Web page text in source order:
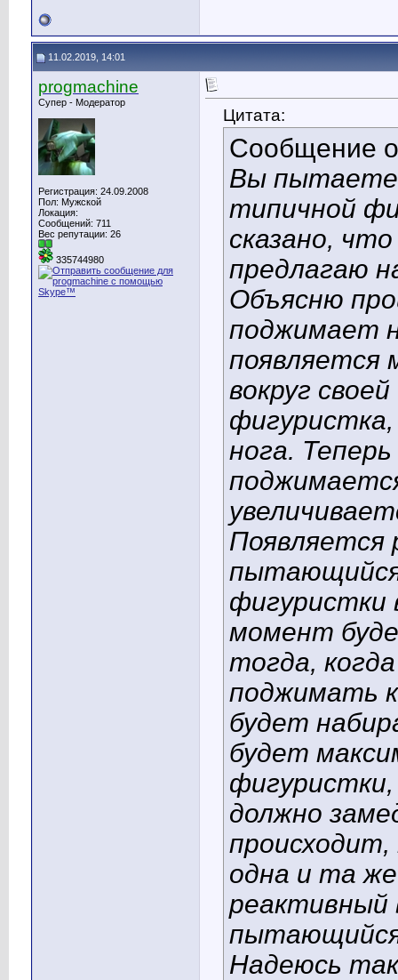
11.02.2019, 14:01
progmachine
Супер - Модератор
Регистрация: 24.09.2008
Пол: Мужской
Локация:
Сообщений: 711
Вес репутации: 26
335744980
Цитата:
Сообщение
Вы
типичной
сказано,
предлагаю
Объясню
поджимает
появляется
вокруг
нога.
фигуристки
момент
тогда,
поджимать
будет
будет
должно
одна и та
Надеюсь